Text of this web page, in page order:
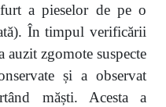
a pieselor de pe o
În timpul verificării
zgomote suspecte
și a observat
măști. Acesta a